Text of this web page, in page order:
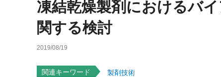
凍結乾燥製剤におけるバ
関する検討
2019/08/19
関連キーワード 製剤技術